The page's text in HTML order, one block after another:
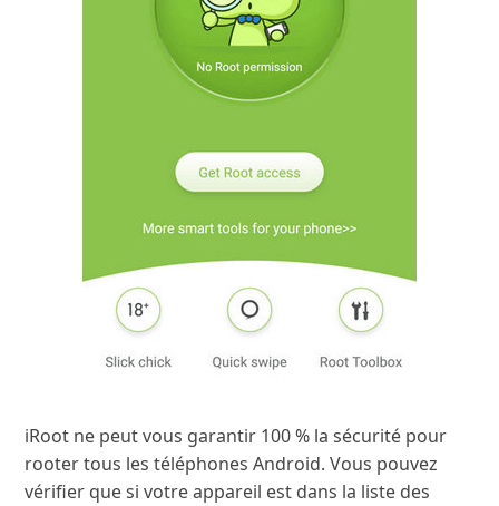
iRoot ne peut vous garantir 100 % la sécurité pour
rooter tous les téléphones Android. Vous pouvez
vérifier que si votre appareil est dans la liste des